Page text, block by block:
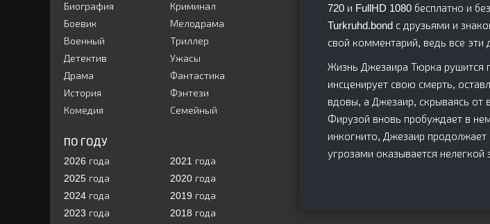
720 и FullHD 1080 бесплатно и
Turkruhd.bond с друзьями и
свой комментарий, ведь все эти
Жизнь Джезаира Тюрка рушится
инсценирует свою смерть,
вдовы, а Джезаир, скрываясь от
Фирузой вновь пробуждает в
инкогнито, Джезаир
угрозами оказывается
Биография
Боевик
Военный
Детектив
Драма
История
Комедия
Криминал
Мелодрама
Триллер
Ужасы
Фантастика
Фэнтези
Семейный
ПО ГОДУ
2026 года
2025 года
2024 года
2023 года
2021 года
2020 года
2019 года
2018 года